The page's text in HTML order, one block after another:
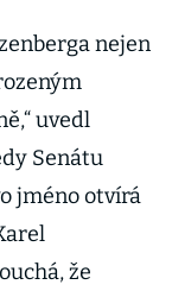
nejen
uvedl
Senátu
jméno otvírá
že